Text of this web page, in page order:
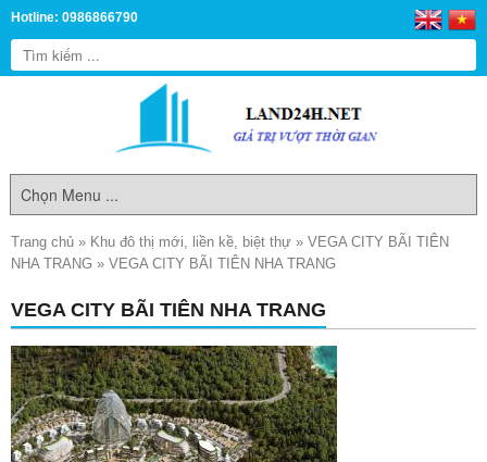
Hotline: 0986866790
Trang chủ » Khu đô thị mới, liền kề, biệt thự » VEGA CITY BÃI TIÊN
NHA TRANG » VEGA CITY BÃI TIÊN NHA TRANG
VEGA CITY BÃI TIÊN NHA TRANG